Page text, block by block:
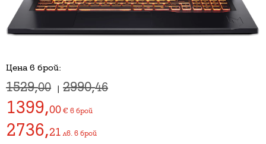
Цена в брой:
1529,00 | 2990,46
1399,00 € в брой
2736,21 лв. в брой